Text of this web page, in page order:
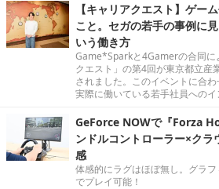
【キャリアクエスト】ゲー
こと。セガの若手の事例に
いう働き方
Game*Sparkと4Gamerの合同に
クエスト」の第4回が東京都立産
されました。このイベントに合
実際に働いている若手社員へのイ
GeForce NOWで『Forza
ンドルコントローラー×ク
感
体感的にラグはほぼ無し。グラ
でプレイ可能！